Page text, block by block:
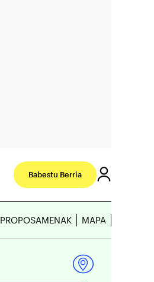
Babestu Berria
PROPOSAMENAK MAPA